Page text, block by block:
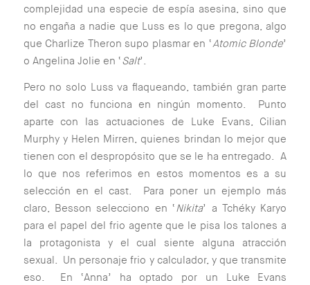
complejidad una especie de espía asesina, sino que
no engaña a nadie que Luss es lo que pregona, algo
que Charlize Theron supo plasmar en ‘Atomic Blonde’
o Angelina Jolie en ‘Salt’.
Pero no solo Luss va flaqueando, también gran parte
del cast no funciona en ningún momento. Punto
aparte con las actuaciones de Luke Evans, Cilian
Murphy y Helen Mirren, quienes brindan lo mejor que
tienen con el despropósito que se le ha entregado. A
lo que nos referimos en estos momentos es a su
selección en el cast. Para poner un ejemplo más
claro, Besson selecciono en ‘Nikita’ a Tchéky Karyo
para el papel del frio agente que le pisa los talones a
la protagonista y el cual siente alguna atracción
sexual. Un personaje frio y calculador, y que transmite
eso. En ‘Anna’ ha optado por un Luke Evans